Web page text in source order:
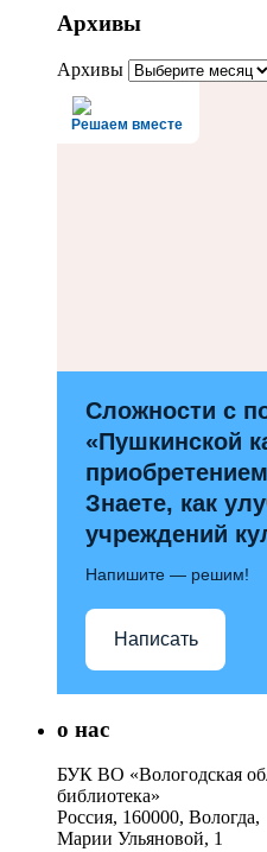
Архивы
Архивы
Решаем вместе
Сложности с
«Пушкинской
Знаете, как
учреждений
Напишите — решим!
Написать
о нас
БУК ВО «Вологодская
библиотека»
Россия, 160000, Вологда,
Марии Ульяновой, 1